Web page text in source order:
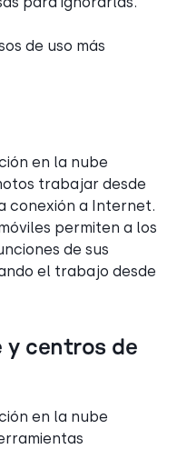
de uso más
en la nube
trabajar desde
conexión a Internet.
permiten a los
de sus
el trabajo desde
y centros de
en la nube